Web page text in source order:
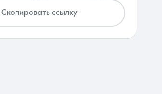
Скопировать ссылку